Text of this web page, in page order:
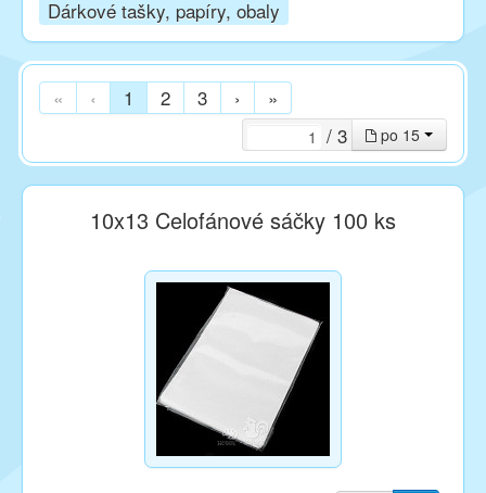
Kurzy
Techniky
Inspirace
Dárkové tašky, papíry, obaly
« ‹ 1 2 3 › »
po 15
/ 3
10x13 Celofánové sáčky 100 ks